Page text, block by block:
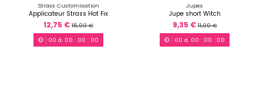
Strass Customisation
Applicateur Strass Hot Fix
12,75 € 15,00 €
00 d. 00 : 00 : 00
Jupes
Jupe short Witch
9,35 €11,00 €
00 d. 00 : 00 : 00